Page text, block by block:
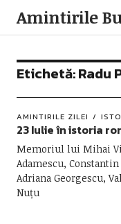
Amintirile
Etichetă:Radu
AMINTIRILE ZILEI
23 Iulie în istoria
Memoriul lui Mihai
Adamescu,
Adriana Georgescu,
Nuțu